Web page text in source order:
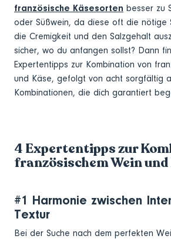
französische Käsesorten besser zu
oder Süßwein, da diese oft die nötige
die Cremigkeit und den Salzgehalt
sicher, wo du anfangen sollst? Dann
Expertentipps zur Kombination von
und Käse, gefolgt von acht sorgfältig
Kombinationen, die dich garantiert
4 Expertentipps zur
französischem Wein und
#1 Harmonie zwischen
Textur
Bei der Suche nach dem perfekten